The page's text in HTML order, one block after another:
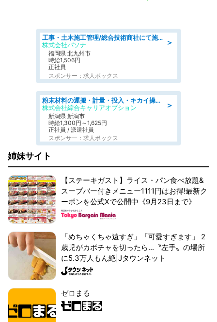
＞
工事・土木施工管理/総合技術商社にて施工管理のお仕事/即日勤務可/車通勤可/工事・土木施工管理/生産・品質管理
株式会社パソナ
福岡県 北九州市
時給1,506円
正社員
スポンサー：求人ボックス
＞
粉末材料の運搬・計量・投入・キカイ操作/オンライン登録
株式会社綜合キャリアオプション
新潟県 新潟市
時給1,300円～1,625円
正社員 / 派遣社員
スポンサー：求人ボックス
姉妹サイト
【ステーキガスト】ライス・パン食べ放題&
スープバー付きメニュー1111円はお得!最新ク
ーポンを公式Xで公開中《9月23日まで》
「めちゃくちゃ遠すぎ」「可愛すぎます」 2
歳児がカボチャを切ったら...〝左手〟の場所
に5.3万人もん絶|Jタウンネット
ゼロまる